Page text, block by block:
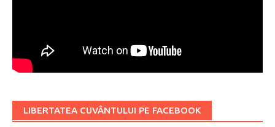
LIBERTATEA CUVÂNTULUI PE FACEBOOK